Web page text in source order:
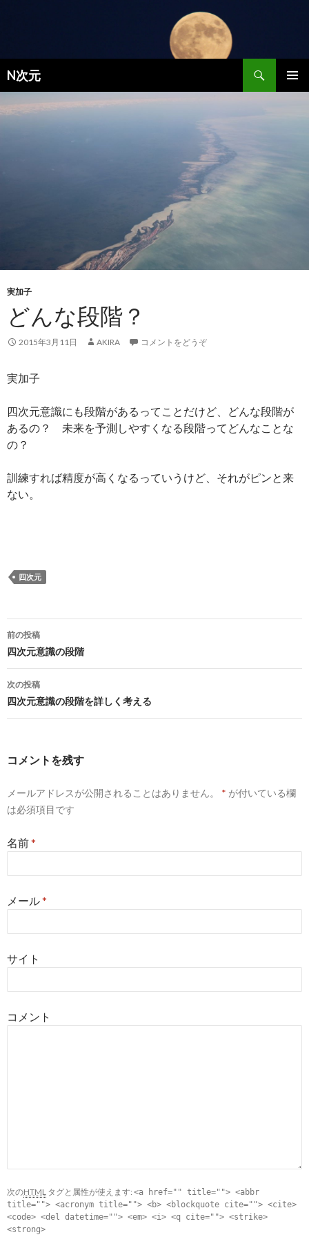
N次元
検索
実加子
どんな段階？
2015年3月11日 AKIRA コメントをどうぞ
実加子
四次元意識にも段階があるってことだけど、どんな段階が
あるの？ 未来を予測しやすくなる段階ってどんなことな
の？
訓練すれば精度が高くなるっていうけど、それがピンと来
ない。
四次元
投稿ナビゲーション
前の投稿
四次元意識の段階
次の投稿
四次元意識の段階を詳しく考える
コメントを残す
メールアドレスが公開されることはありません。 * が付いている欄
は必須項目です
名前*
メール*
サイト
コメント
次のHTML タグと属性が使えます: <a href="" title=""> <abbr
title=""> <acronym title=""> <b> <blockquote cite=""> <cite>
<code> <del datetime=""> <em> <i> <q cite=""> <strike>
<strong>